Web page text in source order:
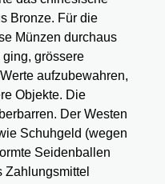
Bronze. Für die
Münzen durchaus
grössere
aufzubewahren,
Objekte. Die
Der Westen
Schuhgeld (wegen
Seidenballen